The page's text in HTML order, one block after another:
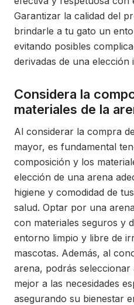
Garantizar la calidad del
brindarle a tu gato un
evitando posibles
derivadas de una elección
Considera la
materiales de la
Al considerar la compra
mayor, es fundamental
composición y los
elección de una arena
higiene y comodidad de
salud. Optar por una
con materiales seguros y
entorno limpio y libre de
mascotas. Además, al
arena, podrás seleccionar
mejor a las necesidades
asegurando su bienestar